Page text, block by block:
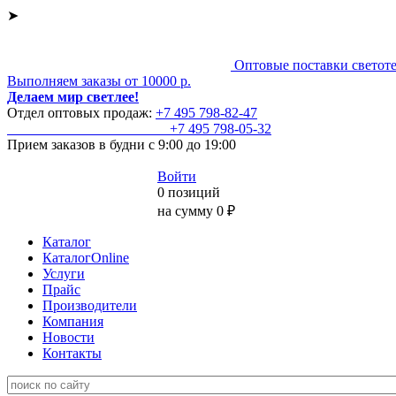
➤
Оптовые поставки
Выполняем заказы от 10000 р.
Делаем мир светлее!
Отдел оптовых продаж: +7 495 798-82-47
+7 495 798-05-32
Прием заказов в будни с 9:00 до 19:00
Войти
0 позиций
на сумму 0 ₽
Каталог
КаталогOnline
Услуги
Прайс
Производители
Компания
Новости
Контакты